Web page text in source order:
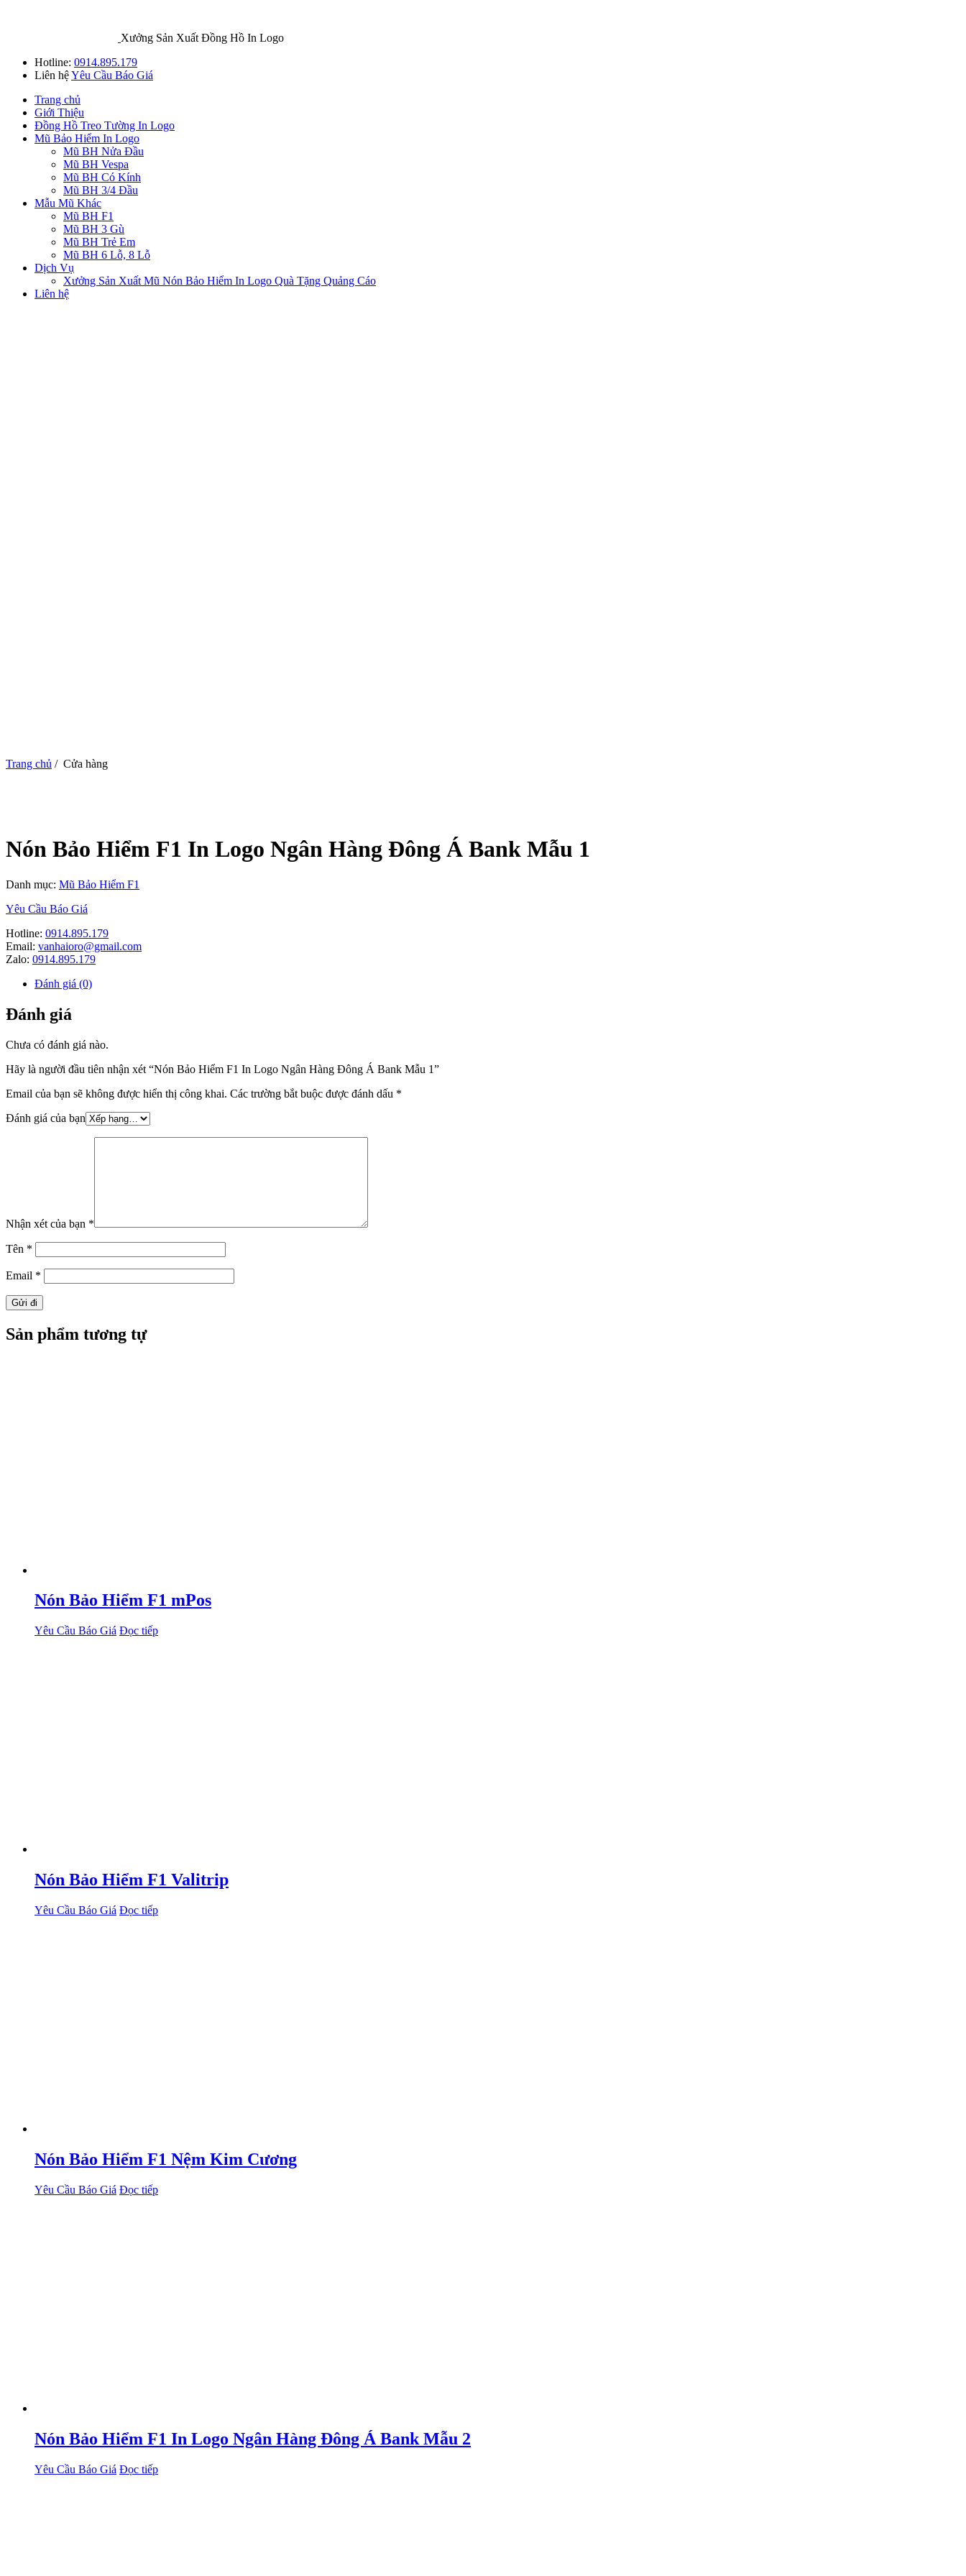
Xưởng Sản Xuất Đồng Hồ In Logo
Hotline: 0914.895.179
Liên hệYêu Cầu Báo Giá
Trang chủ
Giới Thiệu
Đồng Hồ Treo Tường In Logo
Mũ Bảo Hiểm In Logo
Mũ BH Nửa Đầu
Mũ BH Vespa
Mũ BH Có Kính
Mũ BH 3/4 Đầu
Mẫu Mũ Khác
Mũ BH F1
Mũ BH 3 Gù
Mũ BH Trẻ Em
Mũ BH 6 Lỗ, 8 Lỗ
Dịch Vụ
Xưởng Sản Xuất Mũ Nón Bảo Hiểm In Logo Quà Tặng Quảng Cáo
Liên hệ
Trang chủ / Cửa hàng
Nón Bảo Hiểm F1 In Logo Ngân Hàng Đông Á Bank Mẫu 1
Danh mục: Mũ Bảo Hiểm F1
Yêu Cầu Báo Giá
Hotline: 0914.895.179
Email: vanhaioro@gmail.com
Zalo: 0914.895.179
Đánh giá (0)
Đánh giá
Chưa có đánh giá nào.
Hãy là người đầu tiên nhận xét “Nón Bảo Hiểm F1 In Logo Ngân Hàng Đông Á Bank Mẫu 1”
Email của bạn sẽ không được hiển thị công khai. Các trường bắt buộc được đánh dấu *
Đánh giá của bạn
Nhận xét của bạn *
Tên *
Email *
Sản phẩm tương tự
Nón Bảo Hiểm F1 mPos
Yêu Cầu Báo Giá Đọc tiếp
Nón Bảo Hiểm F1 Valitrip
Yêu Cầu Báo Giá Đọc tiếp
Nón Bảo Hiểm F1 Nệm Kim Cương
Yêu Cầu Báo Giá Đọc tiếp
Nón Bảo Hiểm F1 In Logo Ngân Hàng Đông Á Bank Mẫu 2
Yêu Cầu Báo Giá Đọc tiếp